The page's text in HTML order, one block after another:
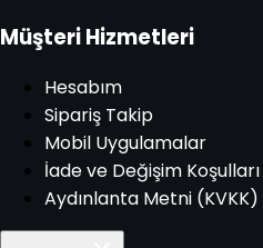
Müşteri Hizmetleri
Hesabım
Sipariş Takip
Mobil Uygulamalar
İade ve Değişim Koşulları
Aydınlanta Metni (KVKK)